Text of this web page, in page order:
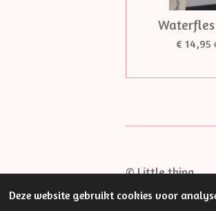
Deze website gebruikt cookies voor
€ 14,95
© Little thing